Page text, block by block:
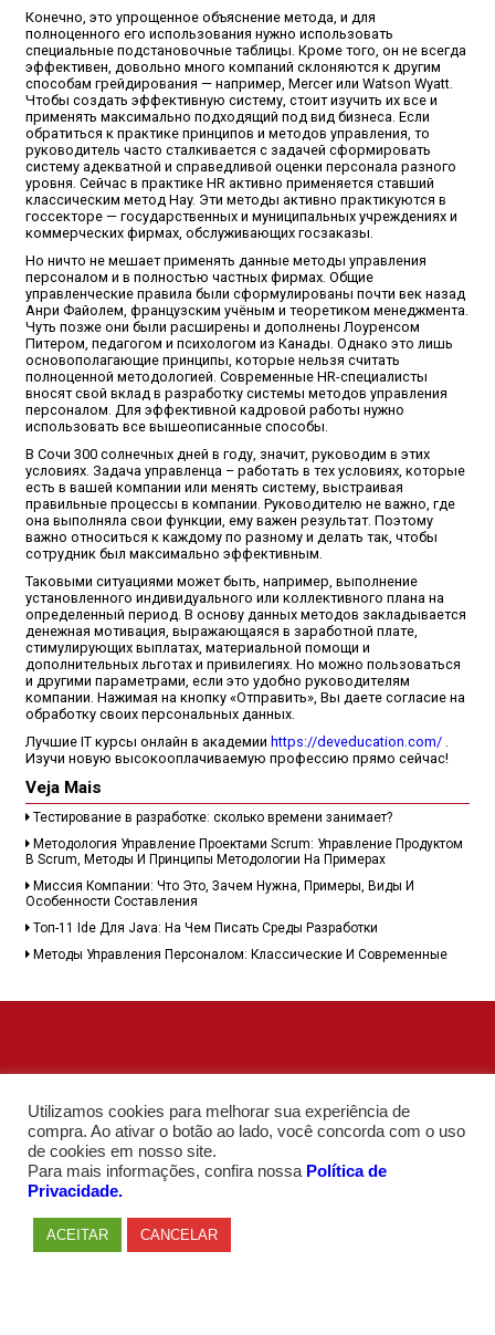
Конечно, это упрощенное объяснение метода, и для
полноценного его использования нужно использовать
специальные подстановочные таблицы. Кроме того, он не всегда
эффективен, довольно много компаний склоняются к другим
способам грейдирования — например, Mercer или Watson Wyatt.
Чтобы создать эффективную систему, стоит изучить их все и
применять максимально подходящий под вид бизнеса. Если
обратиться к практике принципов и методов управления, то
руководитель часто сталкивается с задачей сформировать
систему адекватной и справедливой оценки персонала разного
уровня. Сейчас в практике HR активно применяется ставший
классическим метод Hay. Эти методы активно практикуются в
госсекторе — государственных и муниципальных учреждениях и
коммерческих фирмах, обслуживающих госзаказы.
Но ничто не мешает применять данные методы управления
персоналом и в полностью частных фирмах. Общие
управленческие правила были сформулированы почти век назад
Анри Файолем, французским учёным и теоретиком менеджмента.
Чуть позже они были расширены и дополнены Лоуренсом
Питером, педагогом и психологом из Канады. Однако это лишь
основополагающие принципы, которые нельзя считать
полноценной методологией. Современные HR-специалисты
вносят свой вклад в разработку системы методов управления
персоналом. Для эффективной кадровой работы нужно
использовать все вышеописанные способы.
В Сочи 300 солнечных дней в году, значит, руководим в этих
условиях. Задача управленца – работать в тех условиях, которые
есть в вашей компании или менять систему, выстраивая
правильные процессы в компании. Руководителю не важно, где
она выполняла свои функции, ему важен результат. Поэтому
важно относиться к каждому по разному и делать так, чтобы
сотрудник был максимально эффективным.
Таковыми ситуациями может быть, например, выполнение
установленного индивидуального или коллективного плана на
определенный период. В основу данных методов закладывается
денежная мотивация, выражающаяся в заработной плате,
стимулирующих выплатах, материальной помощи и
дополнительных льготах и привилегиях. Но можно пользоваться
и другими параметрами, если это удобно руководителям
компании. Нажимая на кнопку «Отправить», Вы даете согласие на
обработку своих персональных данных.
Лучшие IT курсы онлайн в академии https://deveducation.com/ .
Изучи новую высокооплачиваемую профессию прямо сейчас!
Veja Mais
Тестирование в разработке: сколько времени занимает?
Методология Управление Проектами Scrum: Управление Продуктом
В Scrum, Методы И Принципы Методологии На Примерах
Миссия Компании: Что Это, Зачем Нужна, Примеры, Виды И
Особенности Составления
Топ-11 Ide Для Java: На Чем Писать Среды Разработки
Методы Управления Персоналом: Классические И Современные
Utilizamos cookies para melhorar sua experiência de
compra. Ao ativar o botão ao lado, você concorda com o uso
de cookies em nosso site.
Para mais informações, confira nossa Política de
Privacidade.
ACEITAR CANCELAR